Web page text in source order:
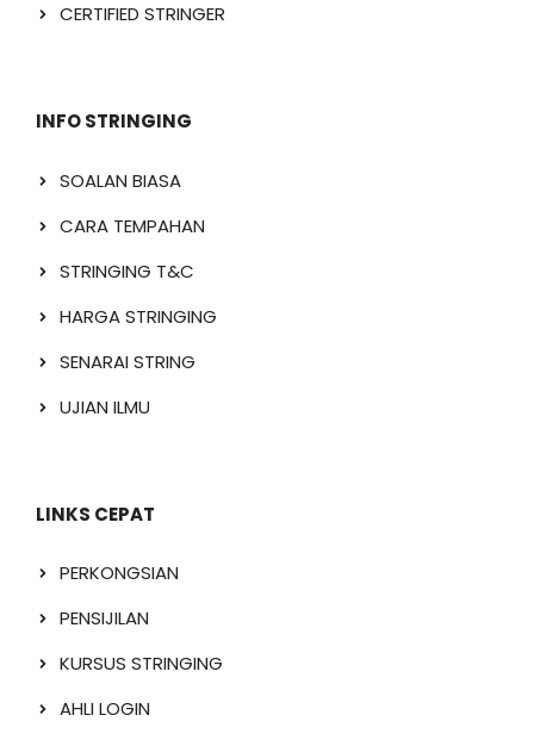
CERTIFIED STRINGER
INFO STRINGING
SOALAN BIASA
CARA TEMPAHAN
STRINGING T&C
HARGA STRINGING
SENARAI STRING
UJIAN ILMU
LINKS CEPAT
PERKONGSIAN
PENSIJILAN
KURSUS STRINGING
AHLI LOGIN